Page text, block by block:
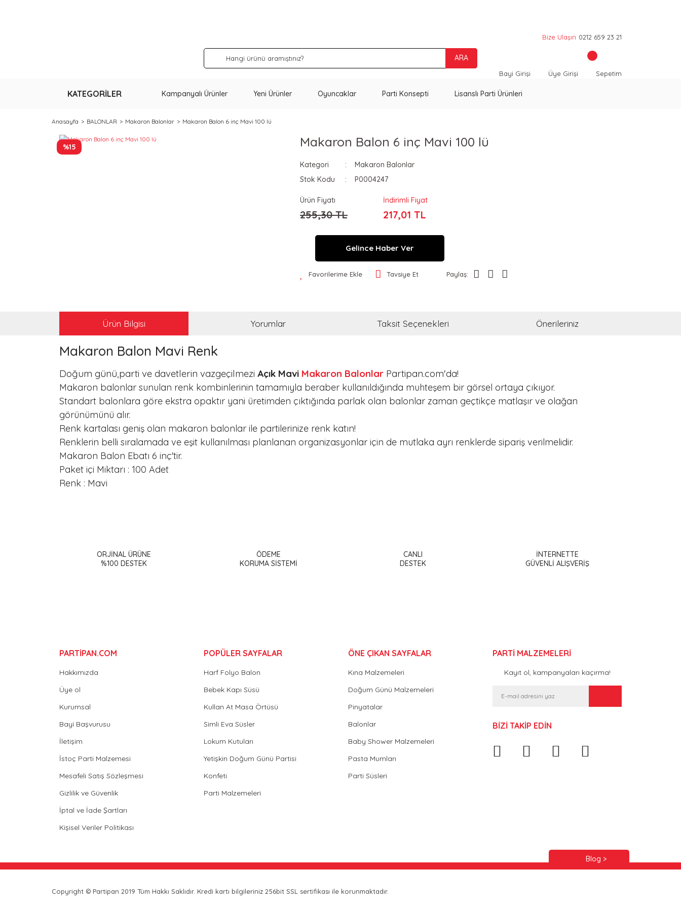
ARA
Bize Ulaşın 0212 659 23 21
Bayi Girişi Üye Girişi Sepetim
KATEGORİLER Kampanyalı Ürünler Yeni Ürünler Oyuncaklar Parti Konsepti Lisanslı Parti Ürünleri
Anasayfa BALONLAR Makaron Balonlar Makaron Balon 6 inç Mavi 100 lü
%15 Makaron Balon 6 inç Mavi 100 lü
Kategori
Makaron Balonlar
Stok Kodu
P0004247
Ürün Fiyatı
255,30 TL
İndirimli Fiyat
217,01 TL
Gelince Haber Ver
Favorilerime Ekle Tavsiye Et Paylaş:
Ürün Bilgisi Yorumlar Taksit Seçenekleri Önerileriniz
Makaron Balon Mavi Renk
Doğum günü,parti ve davetlerin vazgeçilmezi Açık Mavi Makaron Balonlar Partipan.com'da!
Makaron balonlar sunulan renk kombinlerinin tamamıyla beraber kullanıldığında muhteşem bir görsel ortaya çıkıyor.
Standart balonlara göre ekstra opaktır yani üretimden çıktığında parlak olan balonlar zaman geçtikçe matlaşır ve olağan
görünümünü alır.
Renk kartalası geniş olan makaron balonlar ile partilerinize renk katın!
Renklerin belli sıralamada ve eşit kullanılması planlanan organizasyonlar için de mutlaka ayrı renklerde sipariş verilmelidir.
Makaron Balon Ebatı 6 inç'tir.
Paket içi Miktarı : 100 Adet
Renk : Mavi
Ürün resmi kalitesiz, bozuk veya görüntülenemiyor.
ORJİNAL ÜRÜNE
%100 DESTEK
ÖDEME
KORUMA SİSTEMİ
CANLI
DESTEK
İNTERNETTE
GÜVENLİ ALIŞVERİŞ
PARTİPAN.COM
Hakkımızda
Üye ol
Kurumsal
Bayi Başvurusu
İletişim
İstoç Parti Malzemesi
Mesafeli Satış Sözleşmesi
Gizlilik ve Güvenlik
İptal ve İade Şartları
Kişisel Veriler Politikası
POPÜLER SAYFALAR
Harf Folyo Balon
Bebek Kapı Süsü
Kullan At Masa Örtüsü
Simli Eva Süsler
Lokum Kutuları
Yetişkin Doğum Günü Partisi
Konfeti
Parti Malzemeleri
ÖNE ÇIKAN SAYFALAR
Kına Malzemeleri
Doğum Günü Malzemeleri
Pinyatalar
Balonlar
Baby Shower Malzemeleri
Pasta Mumları
Parti Süsleri
PARTİ MALZEMELERİ
Kayıt ol, kampanyaları kaçırma!
BİZİ TAKİP EDİN
Copyright © Partipan 2019 Tüm Hakkı Saklıdır. Kredi kartı bilgileriniz 256bit SSL sertifikası ile korunmaktadır.
Blog >